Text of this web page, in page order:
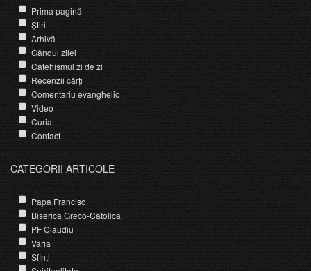
Prima pagină
Știri
Arhivă
Gândul zilei
Catehismul zi de zi
Recenzii cărți
Comentariu evanghelic
Video
Curia
Contact
CATEGORII ARTICOLE
Papa Francisc
Biserica Greco-Catolica
PF Claudiu
Varia
Sfinti